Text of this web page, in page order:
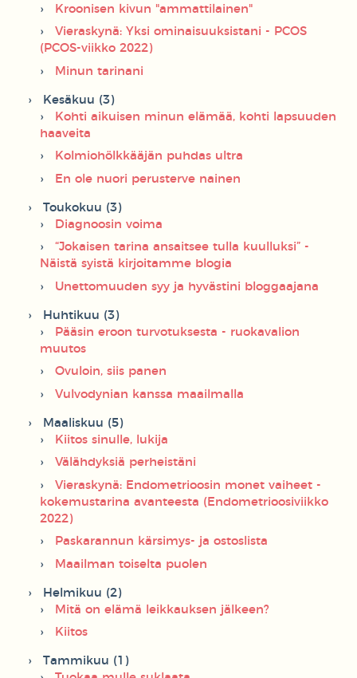
Kroonisen kivun "ammattilainen"
Vieraskynä: Yksi ominaisuuksistani - PCOS
(PCOS-viikko 2022)
Minun tarinani
Kesäkuu (3)
Kohti aikuisen minun elämää, kohti lapsuuden
haaveita
Kolmiohölkkääjän puhdas ultra
En ole nuori perusterve nainen
Toukokuu (3)
Diagnoosin voima
“Jokaisen tarina ansaitsee tulla kuulluksi” -
Näistä syistä kirjoitamme blogia
Unettomuuden syy ja hyvästini bloggaajana
Huhtikuu (3)
Pääsin eroon turvotuksesta - ruokavalion
muutos
Ovuloin, siis panen
Vulvodynian kanssa maailmalla
Maaliskuu (5)
Kiitos sinulle, lukija
Välähdyksiä perheistäni
Vieraskynä: Endometrioosin monet vaiheet -
kokemustarina avanteesta (Endometrioosiviikko
2022)
Paskarannun kärsimys- ja ostoslista
Maailman toiselta puolen
Helmikuu (2)
Mitä on elämä leikkauksen jälkeen?
Kiitos
Tammikuu (1)